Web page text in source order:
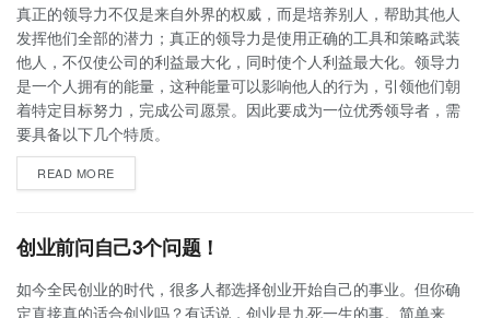
真正的领导力不仅是来自外界的权威，而是培养别人，帮助其他人
发挥他们全部的潜力；真正的领导力是使用正确的工具和策略武装
他人，不仅使公司的利益最大化，同时使个人利益最大化。领导力
是一个人拥有的能量，这种能量可以影响他人的行为，引领他们朝
着特定目标努力，完成公司愿景。因此要成为一位优秀领导者，需
要具备以下几个特质。
READ MORE
创业前问自己3个问题！
如今全民创业的时代，很多人都选择创业开始自己的事业。但你确
定直接真的适合创业吗？有话说，创业是九死一生的事。简单来